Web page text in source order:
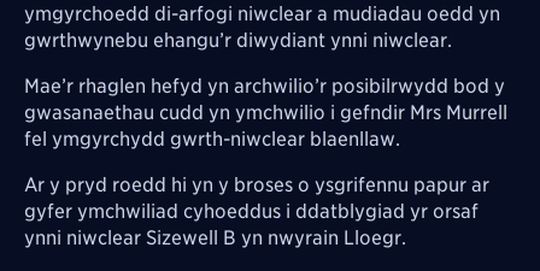
ymgyrchoedd di-arfogi niwclear a mudiadau oedd yn
gwrthwynebu ehangu’r diwydiant ynni niwclear.
Mae’r rhaglen hefyd yn archwilio’r posibilrwydd bod y
gwasanaethau cudd yn ymchwilio i gefndir Mrs Murrell
fel ymgyrchydd gwrth-niwclear blaenllaw.
Ar y pryd roedd hi yn y broses o ysgrifennu papur ar
gyfer ymchwiliad cyhoeddus i ddatblygiad yr orsaf
ynni niwclear Sizewell B yn nwyrain Lloegr.